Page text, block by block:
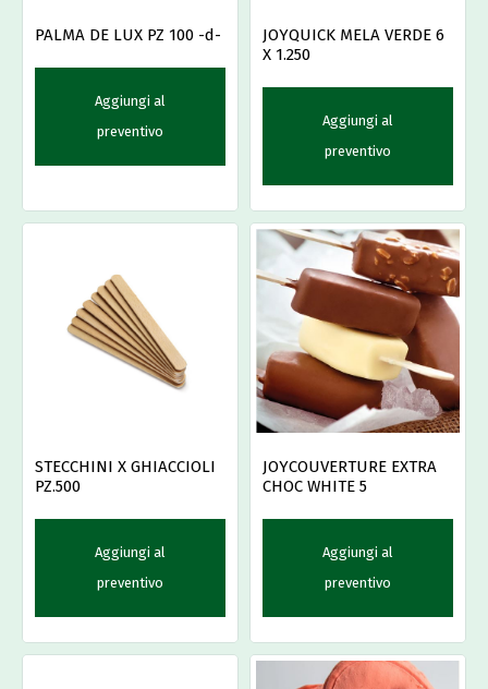
PALMA DE LUX PZ 100 -d-
Aggiungi al
preventivo
JOYQUICK MELA VERDE 6
X 1.250
Aggiungi al
preventivo
STECCHINI X GHIACCIOLI
PZ.500
Aggiungi al
preventivo
JOYCOUVERTURE EXTRA
CHOC WHITE 5
Aggiungi al
preventivo